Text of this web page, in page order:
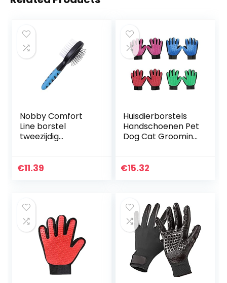
Nobby Comfort
Line borstel
tweezijdig
€11.39
Huisdierborstels
Handschoenen Pet
Dog Cat Grooming
Rug Massage
€15.32